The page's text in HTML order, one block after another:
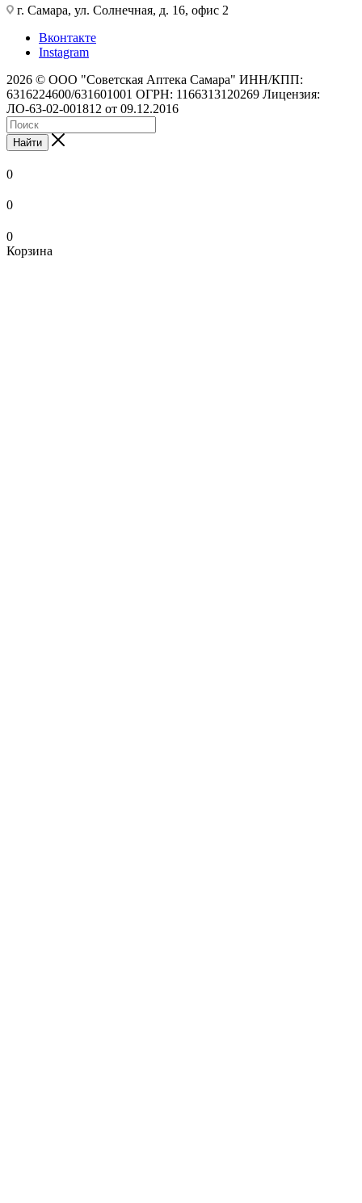
г. Самара, ул. Солнечная, д. 16, офис 2
Вконтакте
Instagram
2026 © ООО "Советская Аптека Самара" ИНН/КПП:
6316224600/631601001 ОГРН: 1166313120269 Лицензия:
ЛО-63-02-001812 от 09.12.2016
Найти
0
0
0
Корзина